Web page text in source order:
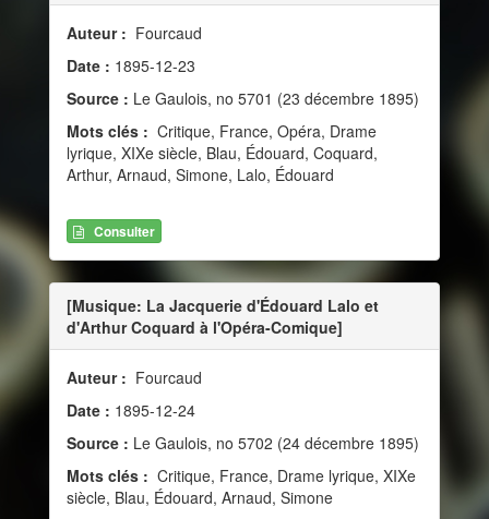
Auteur : Fourcaud
Date : 1895-12-23
Source : Le Gaulois, no 5701 (23 décembre 1895)
Mots clés : Critique, France, Opéra, Drame
lyrique, XIXe siècle, Blau, Édouard, Coquard,
Arthur, Arnaud, Simone, Lalo, Édouard
Consulter
[Musique: La Jacquerie d'Édouard Lalo et
d'Arthur Coquard à l'Opéra-Comique]
Auteur : Fourcaud
Date : 1895-12-24
Source : Le Gaulois, no 5702 (24 décembre 1895)
Mots clés : Critique, France, Drame lyrique, XIXe
siècle, Blau, Édouard, Arnaud, Simone